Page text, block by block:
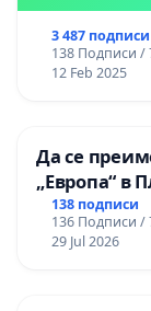
3 487 подписи
138 Подписи /
12 Feb 2025
Да се
„Европа“ в
138 подписи
136 Подписи /
29 Jul 2026